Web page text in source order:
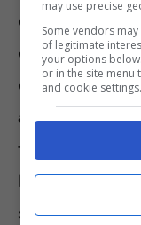
che ci mettono
dare i loro
quali amano le
anche il caldo.
terriccio
lì pronte a farsi
stesso
may use precise
Some vendors
of legitimate
your options
or in the site menu
and cookie settings.